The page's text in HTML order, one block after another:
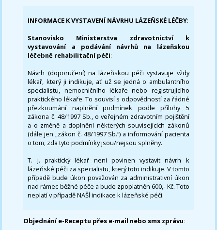
INFORMACE K VYSTAVENÍ NÁVRHU LÁZEŇSKÉ LÉČBY:
Stanovisko Ministerstva zdravotnictví k
vystavování a podávání návrhů na lázeňskou
léčebně rehabilitační péči:
Návrh (doporučení) na lázeňskou péči vystavuje vždy
lékař, který ji indikuje, ať už se jedná o ambulantního
specialistu, nemocničního lékaře nebo registrujícího
praktického lékaře. To souvisí s odpovědností za řádné
přezkoumání naplnění podmínek podle přílohy 5
zákona č. 48/1997 Sb., o veřejném zdravotním pojištění
a o změně a doplnění některých souvisejících zákonů
(dále jen „zákon č. 48/1997 Sb.“) a informování pacienta
o tom, zda tyto podmínky jsou/nejsou splněny.
T. j. praktický lékař není povinen vystavit návrh k
lázeňské péči za specialistu, který toto indikuje. V tomto
případě bude úkon považován za administrativní úkon
nad rámec běžné péče a bude zpoplatněn 600,- Kč. Toto
neplatí v případě NAŠÍ indikace k lázeňské péči.
Objednání e-Receptu přes e-mail nebo sms zprávu: